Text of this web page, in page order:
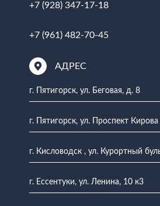
+7 (928) 347-17-18
+7 (961) 482-70-45
АДРЕС
г. Пятигорск, ул. Беговая, д. 8
г. Пятигорск, ул. Проспект
г. Кисловодск , ул. Курортный
г. Ессентуки, ул. Ленина, 10 к3